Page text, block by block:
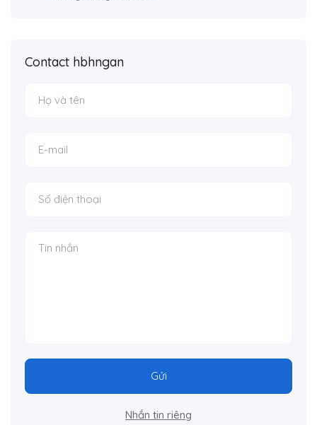
Contact hbhngan
Gửi
Nhắn tin riêng